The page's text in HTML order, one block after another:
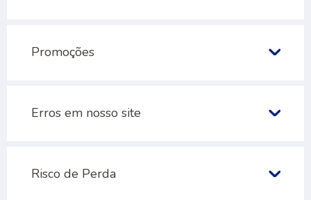
Promoções
Erros em nosso site
Risco de Perda